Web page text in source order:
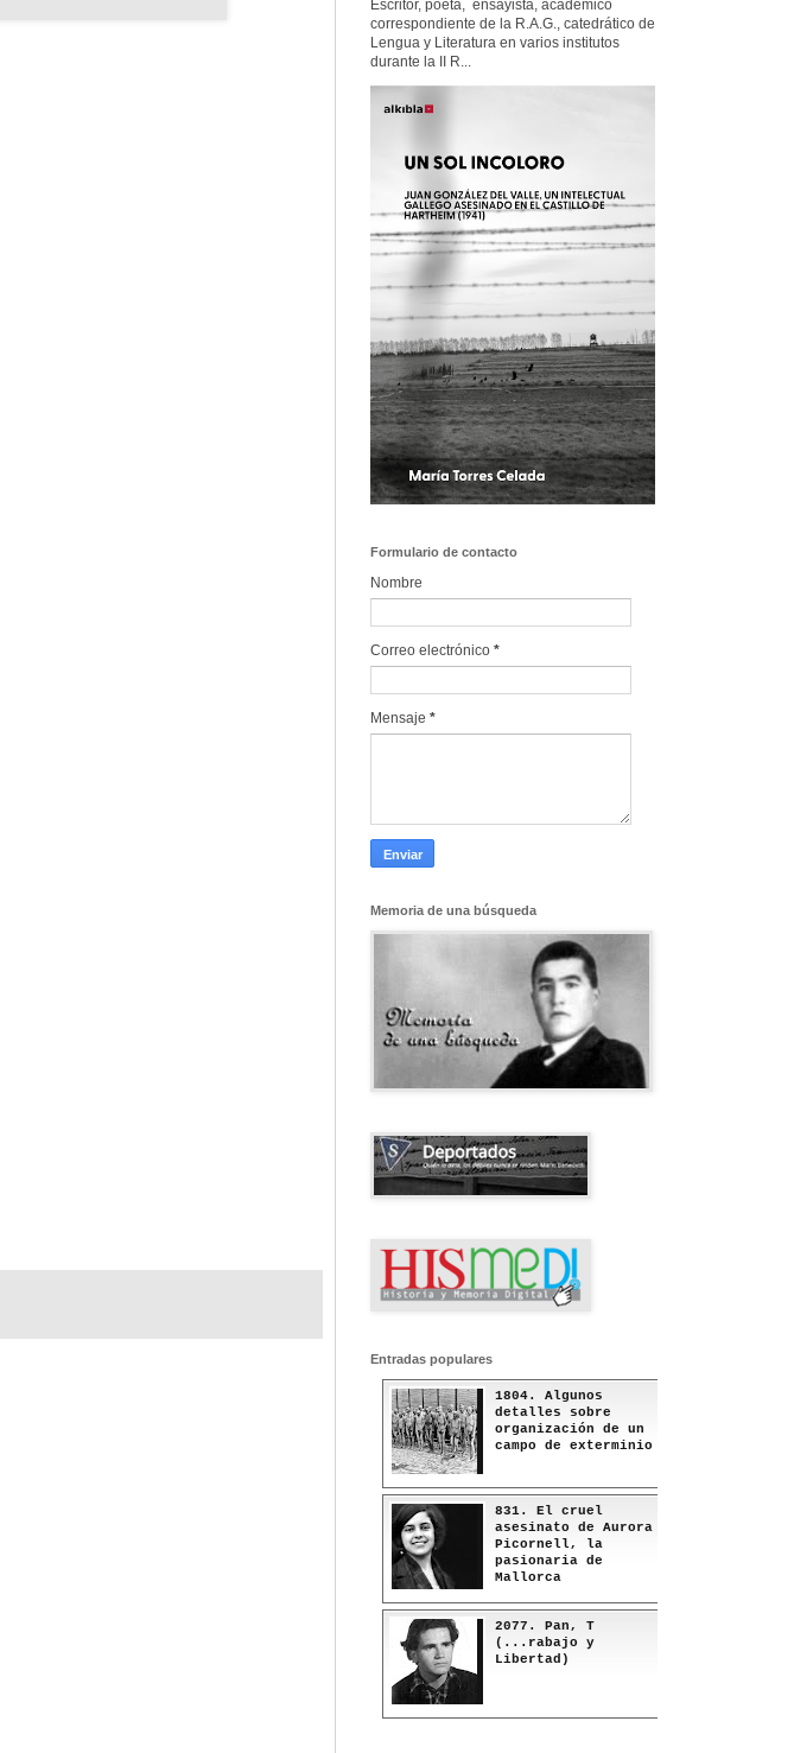
Escritor, poeta, ensayista, académico
correspondiente de la R.A.G., catedrático de
Lengua y Literatura en varios institutos
durante la II R...
Formulario de contacto
Nombre
Correo electrónico *
Mensaje *
Memoria de una búsqueda
Entradas populares
1804. Algunos
detalles sobre
organización de un
campo de exterminio
831. El cruel
asesinato de Aurora
Picornell, la
pasionaria de
Mallorca
2077. Pan, T
(...rabajo y
Libertad)